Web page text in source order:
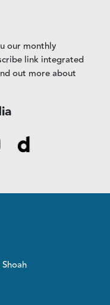
our monthly
link integrated
out more about